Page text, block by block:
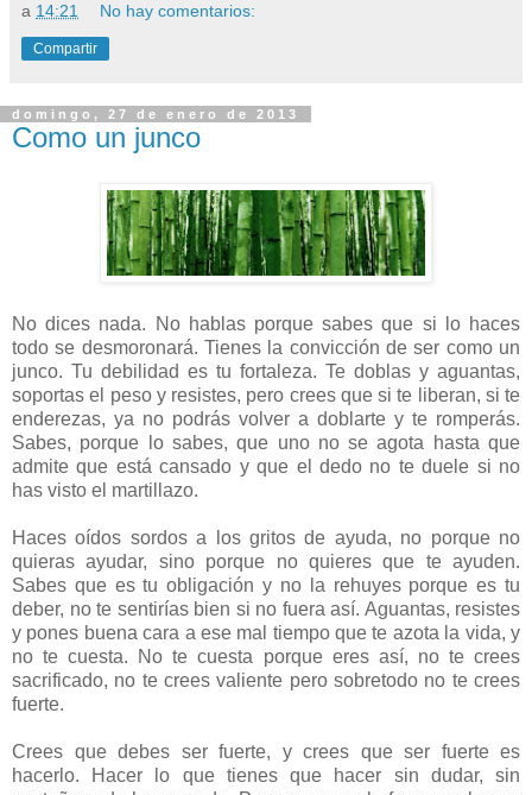
a 14:21 No hay comentarios:
Compartir
domingo, 27 de enero de 2013
Como un junco
No dices nada. No hablas porque sabes que si lo haces
todo se desmoronará. Tienes la convicción de ser como un
junco. Tu debilidad es tu fortaleza. Te doblas y aguantas,
soportas el peso y resistes, pero crees que si te liberan, si te
enderezas, ya no podrás volver a doblarte y te romperás.
Sabes, porque lo sabes, que uno no se agota hasta que
admite que está cansado y que el dedo no te duele si no
has visto el martillazo.
Haces oídos sordos a los gritos de ayuda, no porque no
quieras ayudar, sino porque no quieres que te ayuden.
Sabes que es tu obligación y no la rehuyes porque es tu
deber, no te sentirías bien si no fuera así. Aguantas, resistes
y pones buena cara a ese mal tiempo que te azota la vida, y
no te cuesta. No te cuesta porque eres así, no te crees
sacrificado, no te crees valiente pero sobretodo no te crees
fuerte.
Crees que debes ser fuerte, y crees que ser fuerte es
hacerlo. Hacer lo que tienes que hacer sin dudar, sin